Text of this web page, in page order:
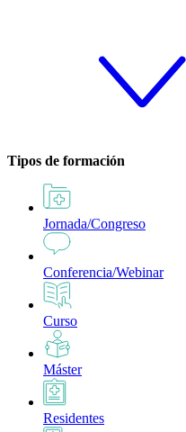
Tipos de formación
Jornada/Congreso
Conferencia/Webinar
Curso
Máster
Residentes